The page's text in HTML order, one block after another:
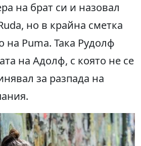
на брат си и назовал
но в крайна сметка
Puma. Така Рудолф
на Адолф, с която не се
за разпада на